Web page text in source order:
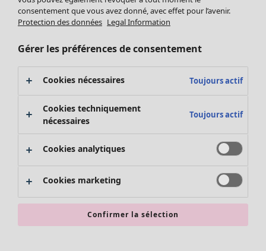
Textiles
Tapis
Éponge
Promos SOLDES
Les promos de Gudrun Sjödén
Nouvel arrivage
Bonnes affaires en soldes - jusqu'à -70
consentement que vous avez donné, avec effet pour l’avenir.
Protection des données Legal Information
Gérer les préférences de consentement
Cookies nécessaires Toujours actif
Cookies techniquement
nécessaires
Toujours actif
Cookies analytiques
Cookies marketing
Confirmer la sélection